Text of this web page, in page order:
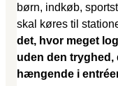
børn, indkøb,
skal køres til
det, hvor meget
uden den tryghed,
hængende i